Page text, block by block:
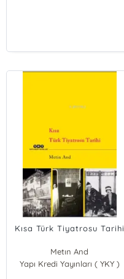
Kısa Türk Tiyatrosu Tarihi
Metın And
Yapı Kredi Yayınları ( YKY )